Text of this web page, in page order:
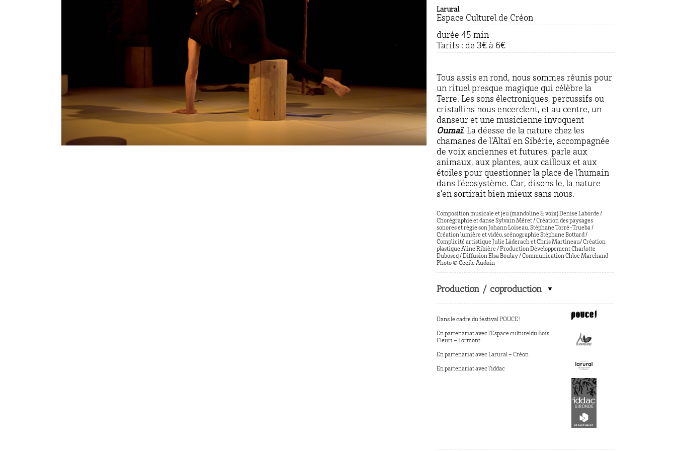
Larural
Espace Culturel de Créon
durée 45 min
Tarifs : de 3€ à 6€
Tous assis en rond, nous sommes réunis pour
un rituel presque magique qui célèbre la
Terre. Les sons électroniques, percussifs ou
cristallins nous encerclent, et au centre, un
danseur et une musicienne invoquent
Oumaï. La déesse de la nature chez les
chamanes de l’Altaï en Sibérie, accompagnée
de voix anciennes et futures, parle aux
animaux, aux plantes, aux cailloux et aux
étoiles pour questionner la place de l’humain
dans l’écosystème. Car, disons le, la nature
s’en sortirait bien mieux sans nous.
Composition musicale et jeu (mandoline & voix) Denise Laborde /
Chorégraphie et danse Sylvain Méret / Création des paysages
sonores et régie son Johann Loiseau, Stéphane Torré-Trueba /
Création lumière et vidéo, scénographie Stéphane Bottard /
Complicité artistique Julie Läderach et Chris Martineau/ Création
plastique Aline Ribière / Production Développement Charlotte
Duboscq / Diffusion Elsa Boulay / Communication Chloë Marchand
Photo © Cécile Audoin
Production / coproduction
Dans le cadre du festival POUCE !
En partenariat avec l’Espace cultureldu Bois
Fleuri – Lormont
En partenariat avec Larural – Créon
En partenariat avec l’iddac